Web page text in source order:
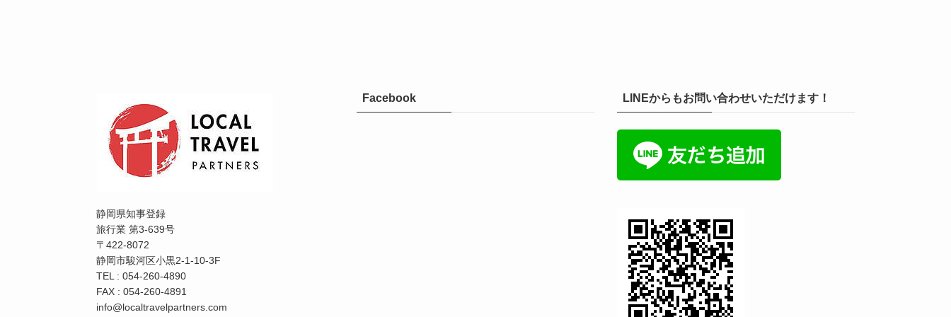
静岡県知事登録
旅行業 第3-639号
〒422-8072
静岡市駿河区小黒2-1-10-3F
TEL : 054-260-4890
FAX : 054-260-4891
info@localtravelpartners.com
Facebook LINEからもお問い合わせいただけます！